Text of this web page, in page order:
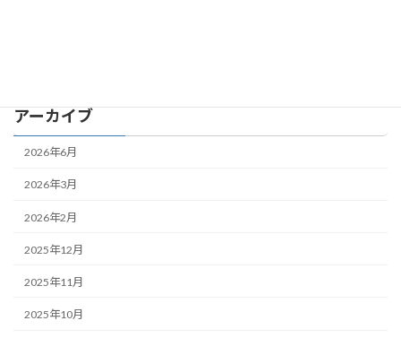
アーカイブ
2026年6月
2026年3月
2026年2月
2025年12月
2025年11月
2025年10月